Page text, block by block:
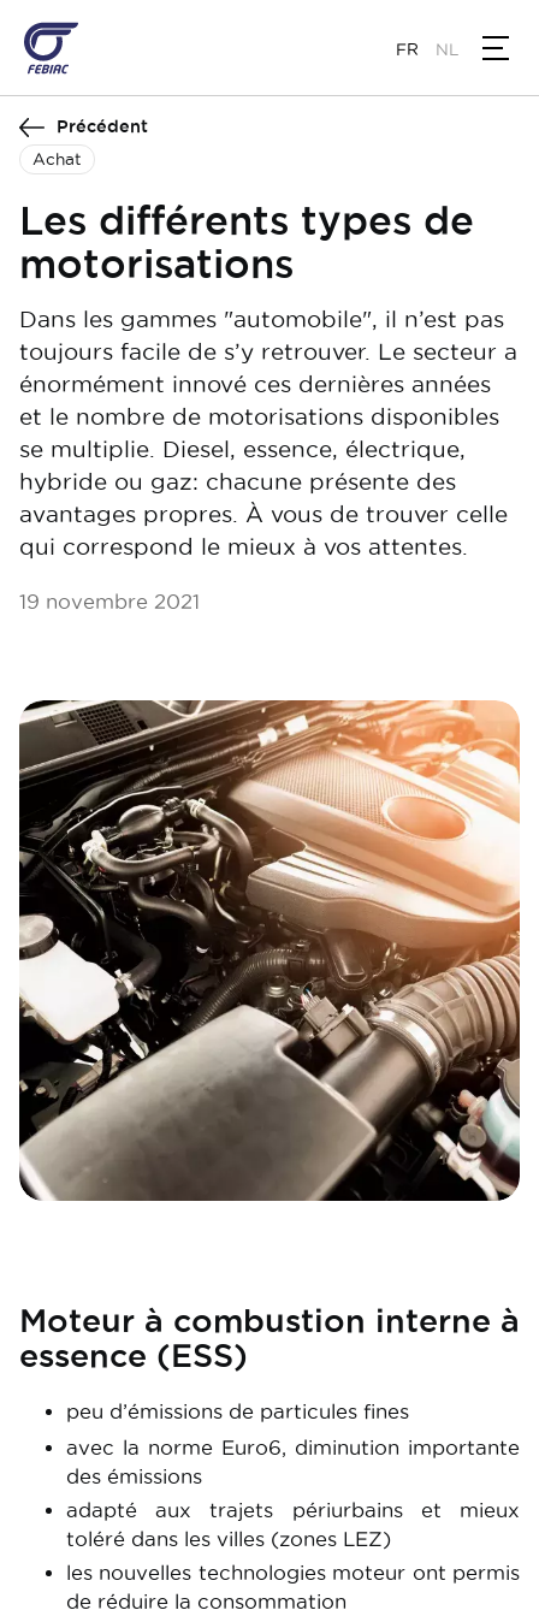
contenu
principal
FR NL
Précédent
Achat
Les différents types de
motorisations
Dans les gammes "automobile", il n’est pas
toujours facile de s’y retrouver. Le secteur a
énormément innové ces dernières années
et le nombre de motorisations disponibles
se multiplie. Diesel, essence, électrique,
hybride ou gaz: chacune présente des
avantages propres. À vous de trouver celle
qui correspond le mieux à vos attentes.
19 novembre 2021
Moteur à combustion interne à
essence (ESS)
peu d’émissions de particules fines
avec la norme Euro6, diminution importante
des émissions
adapté aux trajets périurbains et mieux
toléré dans les villes (zones LEZ)
les nouvelles technologies moteur ont permis
de réduire la consommation